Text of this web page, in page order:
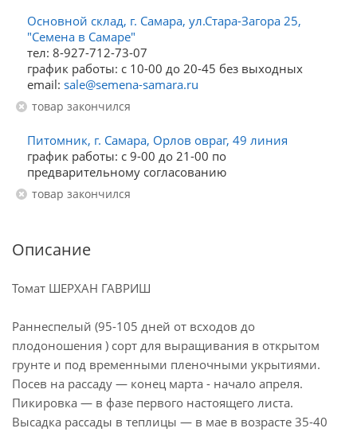
Основной склад, г. Самара, ул.Стара-Загора 25,
"Семена в Самаре"
тел: 8-927-712-73-07
график работы: с 10-00 до 20-45 без выходных
email: sale@semena-samara.ru
Товар закончился
Питомник, г. Самара, Орлов овраг, 49 линия
график работы: с 9-00 до 21-00 по
предварительному согласованию
Товар закончился
Описание
Томат ШЕРХАН ГАВРИШ
Раннеспелый (95-105 дней от всходов до
плодоношения ) сорт для выращивания в открытом
грунте и под временными пленочными укрытиями.
Посев на рассаду — конец марта - начало апреля.
Пикировка — в фазе первого настоящего листа.
Высадка рассады в теплицы — в мае в возрасте 35-40